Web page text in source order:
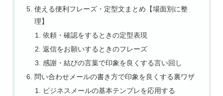
使える便利フレーズ・定型文まとめ【場面別に整
理】
依頼・確認をするときの定型表現
返信をお願いするときのフレーズ
感謝・結びの言葉で印象を良くする言い回し
問い合わせメールの書き方で印象を良くする裏ワザ
ビジネスメールの基本テンプレを応用する